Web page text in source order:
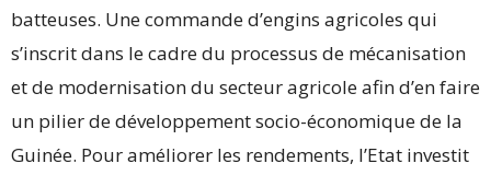
batteuses. Une commande d’engins agricoles qui
s’inscrit dans le cadre du processus de mécanisation
et de modernisation du secteur agricole afin d’en faire
un pilier de développement socio-économique de la
Guinée. Pour améliorer les rendements, l’Etat investit